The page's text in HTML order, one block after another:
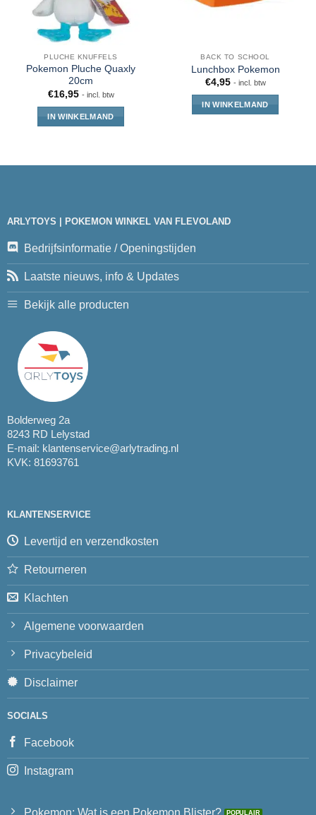
PLUCHE KNUFFELS
Pokemon Pluche Quaxly
20cm
€16,95 - incl. btw
IN WINKELMAND
BACK TO SCHOOL
Lunchbox Pokemon
€4,95 - incl. btw
IN WINKELMAND
ARLYTOYS | POKEMON WINKEL VAN FLEVOLAND
Bedrijfsinformatie / Openingstijden
Laatste nieuws, info & Updates
Bekijk alle producten
Bolderweg 2a
8243 RD Lelystad
E-mail: klantenservice@arlytrading.nl
KVK: 81693761
KLANTENSERVICE
Levertijd en verzendkosten
Retourneren
Klachten
Algemene voorwaarden
Privacybeleid
Disclaimer
SOCIALS
Facebook
Instagram